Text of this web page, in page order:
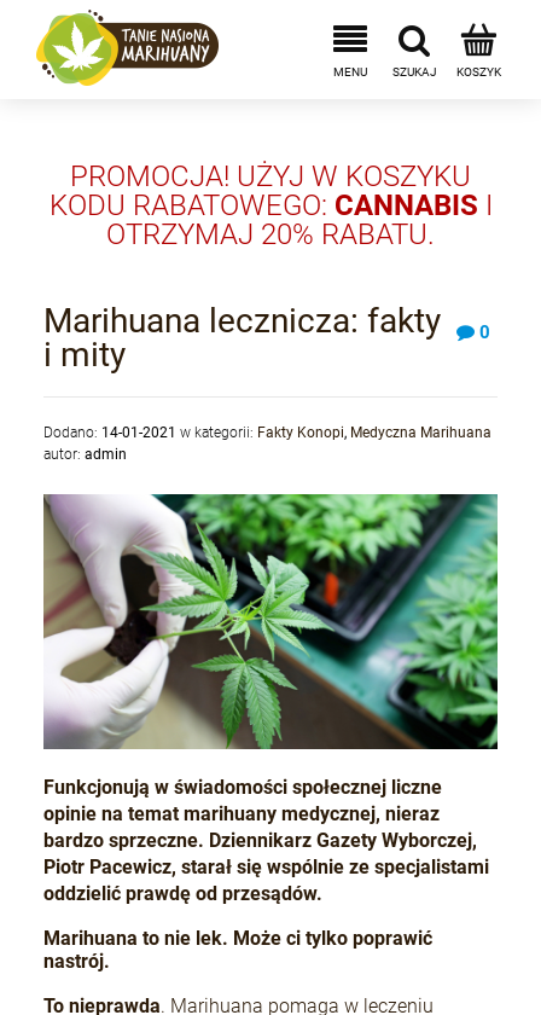
PROMOCJA! UŻYJ W KOSZYKU
KODU RABATOWEGO: CANNABIS I
OTRZYMAJ 20% RABATU.
Marihuana lecznicza: fakty
i mity
0
Dodano: 14-01-2021 w kategorii: Fakty Konopi, Medyczna Marihuana
autor:admin
Funkcjonują w świadomości społecznej liczne
opinie na temat marihuany medycznej, nieraz
bardzo sprzeczne. Dziennikarz Gazety Wyborczej,
Piotr Pacewicz, starał się wspólnie ze specjalistami
oddzielić prawdę od przesądów.
Marihuana to nie lek. Może ci tylko poprawić
nastrój.
To nieprawda. Marihuana pomaga w leczeniu